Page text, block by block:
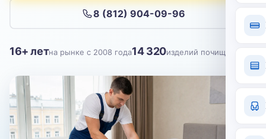
8 (812) 904-09-96
16+ летна рынке с 2008 года14 320изделий почищено